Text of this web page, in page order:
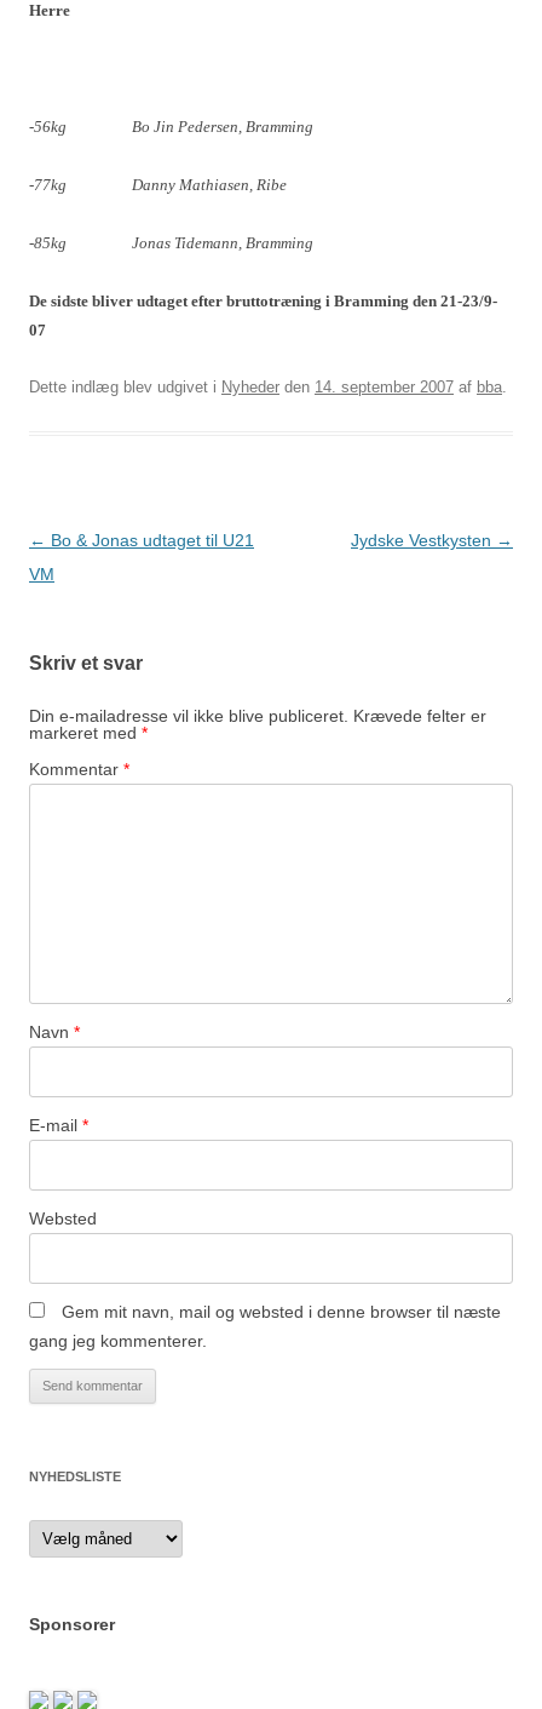
Herre
-56kg Bo Jin Pedersen, Bramming
-77kg Danny Mathiasen, Ribe
-85kg Jonas Tidemann, Bramming
De sidste bliver udtaget efter bruttotræning i Bramming den 21-23/9-
07
Dette indlæg blev udgivet i Nyheder den 14. september 2007 af bba.
Indlægsnavigation
← Bo & Jonas udtaget til U21
VM
Jydske Vestkysten →
Skriv et svar
Din e-mailadresse vil ikke blive publiceret. Krævede felter er
markeret med *
Kommentar *
Navn *
E-mail *
Websted
Gem mit navn, mail og websted i denne browser til næste
gang jeg kommenterer.
NYHEDSLISTE
Nyhedsliste
Sponsorer